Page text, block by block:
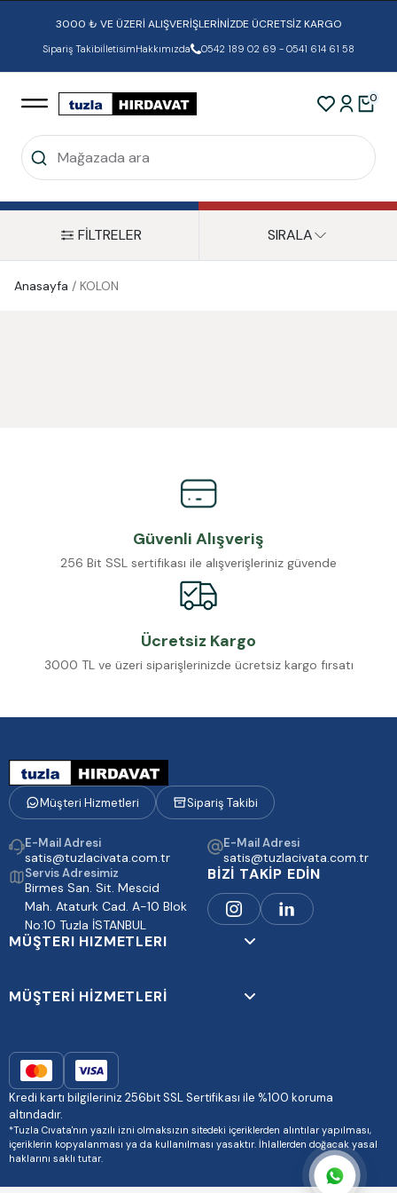
3000 ₺ VE ÜZERİ ALIŞVERİŞLERİNİZDE ÜCRETSİZ KARGO
Sipariş TakibiİletisimHakkımızda 0542 189 02 69 - 0541 614 61 58
0
FİLTRELER SIRALA
Anasayfa / KOLON
Güvenli Alışveriş
256 Bit SSL sertifikası ile alışverişleriniz güvende
Ücretsiz Kargo
3000 TL ve üzeri siparişlerinizde ücretsiz kargo fırsatı
Müşteri Hizmetleri Sipariş Takibi
E-Mail Adresi
satis@tuzlacivata.com.tr
E-Mail Adresi
satis@tuzlacivata.com.tr
Servis Adresimiz
Birmes San. Sit. Mescid
Mah. Ataturk Cad. A-10 Blok
No:10 Tuzla İSTANBUL
BİZİ TAKİP EDİN
MÜŞTERI HIZMETLERI
MÜŞTERİ HİZMETLERİ
Kredi kartı bilgileriniz 256bit SSL Sertifikası ile %100 koruma
altındadır.
*Tuzla Cıvata'nın yazılı izni olmaksızın sitedeki içeriklerden alıntılar yapılması,
içeriklerin kopyalanması ya da kullanılması yasaktır. İhlallerden doğacak yasal
haklarını saklı tutar.